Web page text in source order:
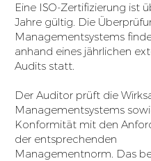
Eine ISO-Zertifizierung ist
Jahre gültig. Die
Managementsystems
anhand eines jährlichen
Audits statt.
Der Auditor prüft die
Managementsystems
Konformität mit den
der entsprechenden
Managementnorm. Das